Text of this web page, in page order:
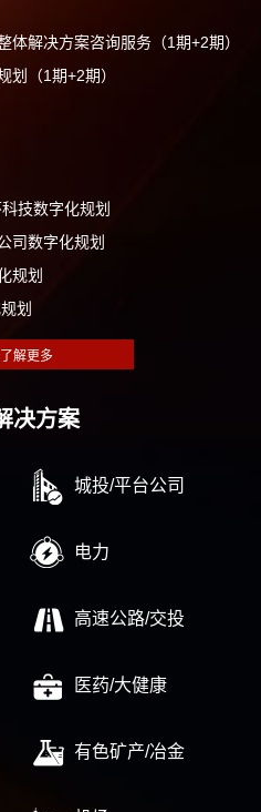
体解决方案咨询服务（1期+2期）
划（1期+2期）
技数字化规划
司数字化规划
规划
划
决方案
城投/平台公司
电力
高速公路/交投
医药/大健康
有色矿产/冶金